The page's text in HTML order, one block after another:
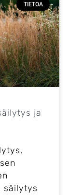
TIETOA
ja
säilytys